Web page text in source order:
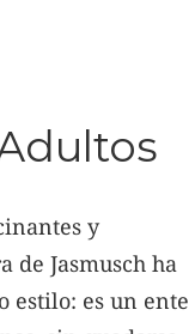
y
de Jasmusch ha
estilo: es un ente